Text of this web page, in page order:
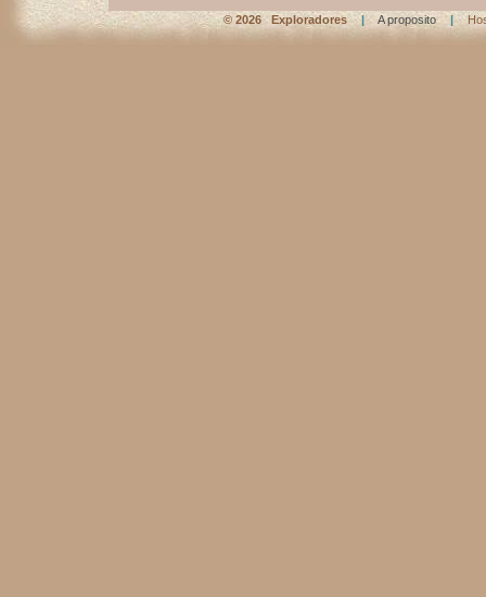
© 2026 Exploradores | A proposito |